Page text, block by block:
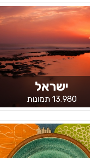
ישראל
13,980 תמונות